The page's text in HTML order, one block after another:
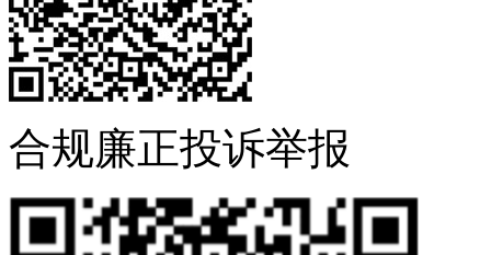
合规廉正投诉举报